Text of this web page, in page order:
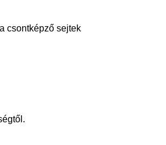
csontképző sejtek